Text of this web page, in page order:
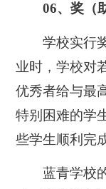
06、奖（
学校实行
业时，学校对
优秀者给与最
特别困难的学
些学生顺利完
蓝青学校